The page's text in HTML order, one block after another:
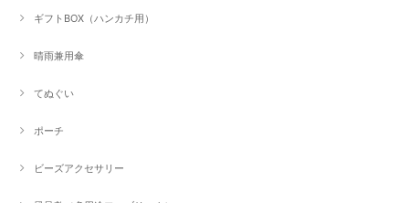
ギフトBOX（ハンカチ用）
晴雨兼用傘
てぬぐい
ポーチ
ビーズアクセサリー